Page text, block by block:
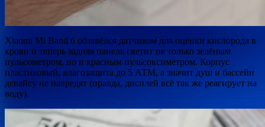
Xiaomi Mi Band 6 обзавёлся датчиком для оценки кислорода в
крови и теперь задняя панель светит не только зелёным
пульсометром, но и красным пульсоксиметром. Корпус
пластиковый, влагозащита до 5 АТМ, а значит душ и бассейн
девайсу не навредят (правда, дисплей всё так же реагирует на
воду).